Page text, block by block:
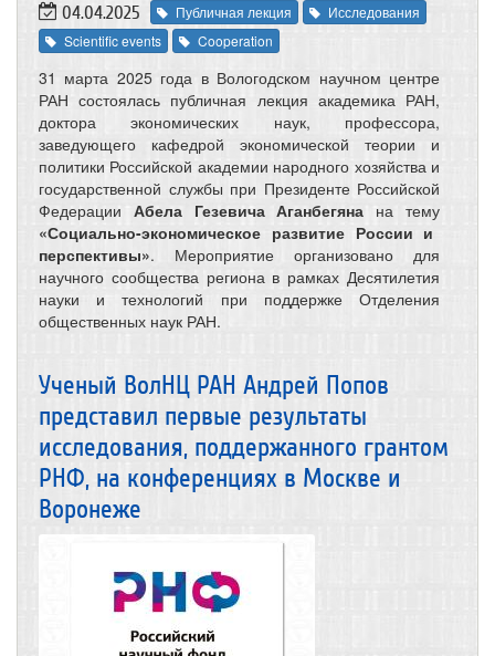
04.04.2025 Публичная лекция
Исследования
Scientific events
Cooperation
31 марта 2025 года в Вологодском научном центре
РАН состоялась публичная лекция академика РАН,
доктора экономических наук, профессора,
заведующего кафедрой экономической теории и
политики Российской академии народного хозяйства и
государственной службы при Президенте Российской
Федерации Абела Гезевича Аганбегяна на тему
«Социально-экономическое развитие России и
перспективы». Мероприятие организовано для
научного сообщества региона в рамках Десятилетия
науки и технологий при поддержке Отделения
общественных наук РАН.
Ученый ВолНЦ РАН Андрей Попов
представил первые результаты
исследования, поддержанного грантом
РНФ, на конференциях в Москве и
Воронеже